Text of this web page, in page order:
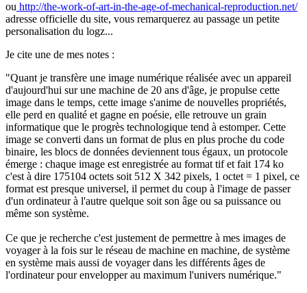
ou http://the-work-of-art-in-the-age-of-mechanical-reproduction.net/
adresse officielle du site, vous remarquerez au passage un petite
personalisation du logz...
Je cite une de mes notes :
"Quant je transfère une image numérique réalisée avec un appareil
d'aujourd'hui sur une machine de 20 ans d'âge, je propulse cette
image dans le temps, cette image s'anime de nouvelles propriétés,
elle perd en qualité et gagne en poésie, elle retrouve un grain
informatique que le progrès technologique tend à estomper. Cette
image se converti dans un format de plus en plus proche du code
binaire, les blocs de données deviennent tous égaux, un protocole
émerge : chaque image est enregistrée au format tif et fait 174 ko
c'est à dire 175104 octets soit 512 X 342 pixels, 1 octet = 1 pixel, ce
format est presque universel, il permet du coup à l'image de passer
d'un ordinateur à l'autre quelque soit son âge ou sa puissance ou
même son système.
Ce que je recherche c'est justement de permettre à mes images de
voyager à la fois sur le réseau de machine en machine, de système
en système mais aussi de voyager dans les différents âges de
l'ordinateur pour envelopper au maximum l'univers numérique."